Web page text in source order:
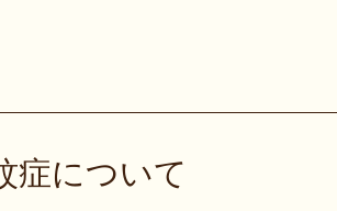
症について